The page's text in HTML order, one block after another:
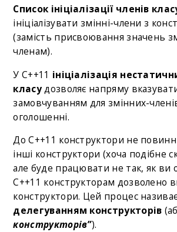
Список ініціалізації членів
ініціалізувати змінні-члени з
(замість присвоювання значень
членам).
У C++11 ініціалізація
класудозволяє напряму
замовчуванням для змінних-
оголошенні.
До C++11 конструктори не
інші конструктори (хоча подібне
але буде працювати не так, як ви
C++11 конструкторам дозволено
конструктори. Цей процес
делегуванням конструкторів
конструкторів”).